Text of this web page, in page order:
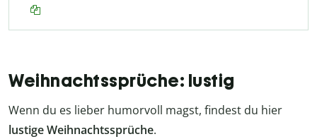
Weihnachtssprüche: lustig
Wenn du es lieber humorvoll magst, findest du hier
lustige Weihnachtssprüche.